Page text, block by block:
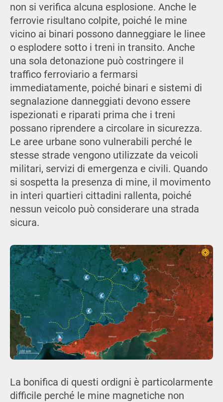
non si verifica alcuna esplosione. Anche le
ferrovie risultano colpite, poiché le mine
vicino ai binari possono danneggiare le linee
o esplodere sotto i treni in transito. Anche
una sola detonazione può costringere il
traffico ferroviario a fermarsi
immediatamente, poiché binari e sistemi di
segnalazione danneggiati devono essere
ispezionati e riparati prima che i treni
possano riprendere a circolare in sicurezza.
Le aree urbane sono vulnerabili perché le
stesse strade vengono utilizzate da veicoli
militari, servizi di emergenza e civili. Quando
si sospetta la presenza di mine, il movimento
in interi quartieri cittadini rallenta, poiché
nessun veicolo può considerare una strada
sicura.
La bonifica di questi ordigni è particolarmente
difficile perché le mine magnetiche non